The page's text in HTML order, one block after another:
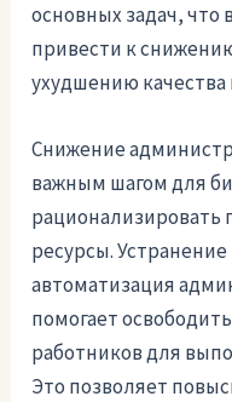
основных задач, что
привести к
ухудшению качества
Снижение
важным шагом для
рационализировать
ресурсы.
автоматизация
помогает
работников для
Это позволяет